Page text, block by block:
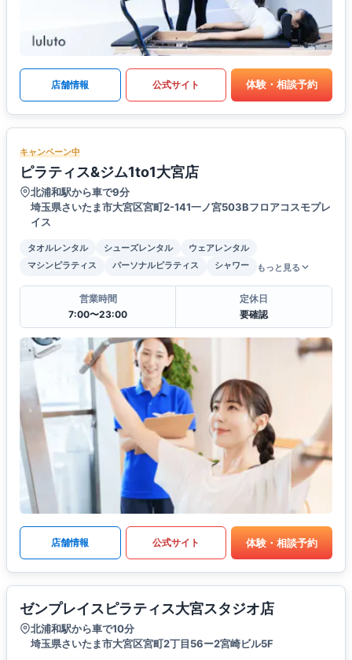
店舗情報 公式サイト 体験・相談予約
キャンペーン中
ピラティス&ジム1to1大宮店
北浦和駅から車で9分
埼玉県さいたま市大宮区宮町2-141一ノ宮503Bフロアコスモプレ
イス
タオルレンタル シューズレンタル
ウェアレンタル
マシンピラティス
パーソナルピラティス シャワー もっと見る
営業時間
7:00〜23:00
定休日
要確認
店舗情報 公式サイト 体験・相談予約
ゼンプレイスピラティス大宮スタジオ店
北浦和駅から車で10分
埼玉県さいたま市大宮区宮町2丁目56ー2宮崎ビル5F